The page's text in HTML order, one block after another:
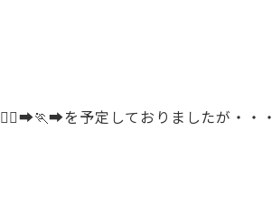
🏃‍♀️‍➡️🏃‍➡️を予定しておりましたが・・・